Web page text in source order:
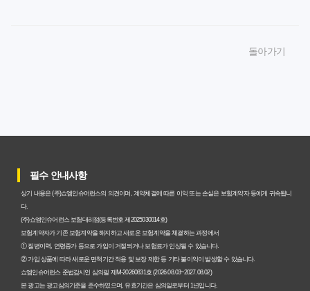
갱신형 암보험과 비갱신형, 어떤 차이가 있을까? 내게 맞는
암보험비갱신형, 평생 고정 보험료의 숨겨진 가치와 현명한
선택 기준
암보험 비갱신형, 왜 지금 선택해야 할까요? 미래 보험료 걱
정 끝내는 방법
갱신형 vs 비갱신형 암보험, 당신에게 더 유리한 선택은? 완
돌아가기
필수 안내사항
상기 내용은 (주)쇼엠인슈어런스의 의견이며, 계약체결에 따른 이익 또는 손실은 보험계약자 등에게 귀속됩니
다.
(주)쇼엠인슈어런스 보험대리점(등록번호 제2025030014호)
보험계약자가 기존 보험계약을 해지하고 새로운 보험계약을 체결하는 과정에서
① 질병이력, 연령증가 등으로 가입이 거절되거나 보험료가 인상될 수 있습니다.
② 가입 상품에 따라 새로운 면책기간 적용 및 보장 제한 등 기타 불이익이 발생할 수 있습니다.
쇼엠인슈어런스 준법감시인 심의필 제M-20260831호 (2026.08.03~2027.08.02)
본 광고는 광고심의기준을 준수하였으며, 유효기간은 심의일로부터 1년입니다.